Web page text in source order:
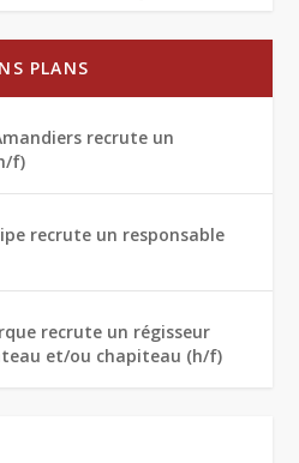
PLANS
recrute un
f)
recrute un responsable
recrute un régisseur
et/ou chapiteau (h/f)